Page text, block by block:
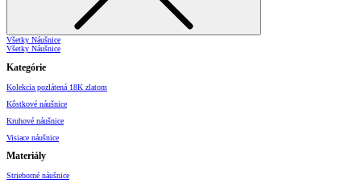
Všetky Náušnice
Všetky Náušnice
Kategórie
Kolekcia pozlátená 18K zlatom
Kôstkové náušnice
Kruhové náušnice
Visiace náušnice
Materiály
Strieborné náušnice